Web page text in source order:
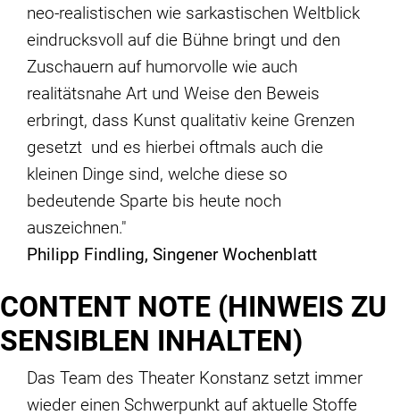
neo-realistischen wie sarkastischen Weltblick
eindrucksvoll auf die Bühne bringt und den
Zuschauern auf humorvolle wie auch
realitätsnahe Art und Weise den Beweis
erbringt, dass Kunst qualitativ keine Grenzen
gesetzt und es hierbei oftmals auch die
kleinen Dinge sind, welche diese so
bedeutende Sparte bis heute noch
auszeichnen."
Philipp Findling, Singener Wochenblatt
CONTENT NOTE (HINWEIS ZU
SENSIBLEN INHALTEN)
Das Team des Theater Konstanz setzt immer
wieder einen Schwerpunkt auf aktuelle Stoffe